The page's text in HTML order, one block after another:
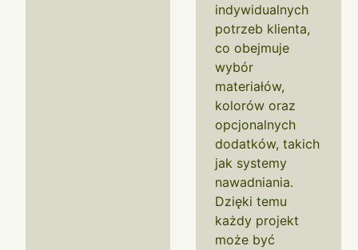
indywidualnych
potrzeb klienta,
co obejmuje
wybór
materiałów,
kolorów oraz
opcjonalnych
dodatków, takich
jak systemy
nawadniania.
Dzięki temu
każdy projekt
może być